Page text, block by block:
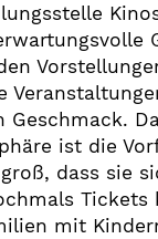
Geschmack.
ist die
dass sie
Tickets
mit